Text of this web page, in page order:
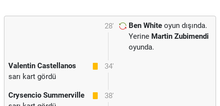
28' Ben White oyun dışında.
Yerine Martin Zubimendi
oyunda.
34'
Valentin Castellanos
sarı kart gördü
38'
Crysencio Summerville